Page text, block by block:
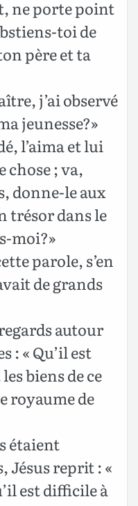
ne porte point
toi de
père et ta
j’ai observé
jeunesse?»
l’aima et lui
chose ; va,
donne-le aux
trésor dans le
moi?»
parole, s’en
de grands
autour
: « Qu’il est
biens de ce
royaume de
étaient
Jésus reprit : «
est difficile à